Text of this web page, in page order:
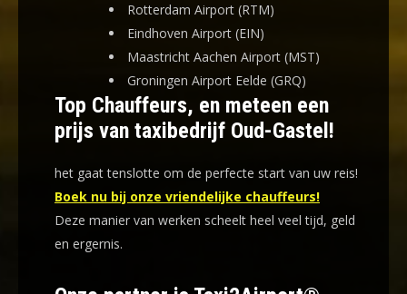
Rotterdam Airport (RTM)
Eindhoven Airport (EIN)
Maastricht Aachen Airport (MST)
Groningen Airport Eelde (GRQ)
Top Chauffeurs, en meteen een
prijs van taxibedrijf Oud-Gastel!
het gaat tenslotte om de perfecte start van uw reis!
Boek nu bij onze vriendelijke chauffeurs!
Deze manier van werken scheelt heel veel tijd, geld
en ergernis.